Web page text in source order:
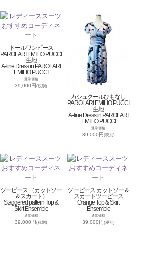
ドールワンピース
PAROLARI EMILIO PUCCI
生地
A-line Dress in PAROLARI
EMILIO PUCCI
通常価格
39,000円(税別)
カシュクールひもなし
PAROLARI EMILIO PUCCI
生地
A-line Dress in PAROLARI
EMILIO PUCCI
通常価格
39,000円(税別)
ツーピース （カットソー
＆スカート）
Staggered pattern Top &
Skirt Ensemble
通常価格
39,000円(税別)
ツーピース カットソー＆
スカートツーピース
Orange Top & Skirt
Ensemble
通常価格
39,000円(税別)